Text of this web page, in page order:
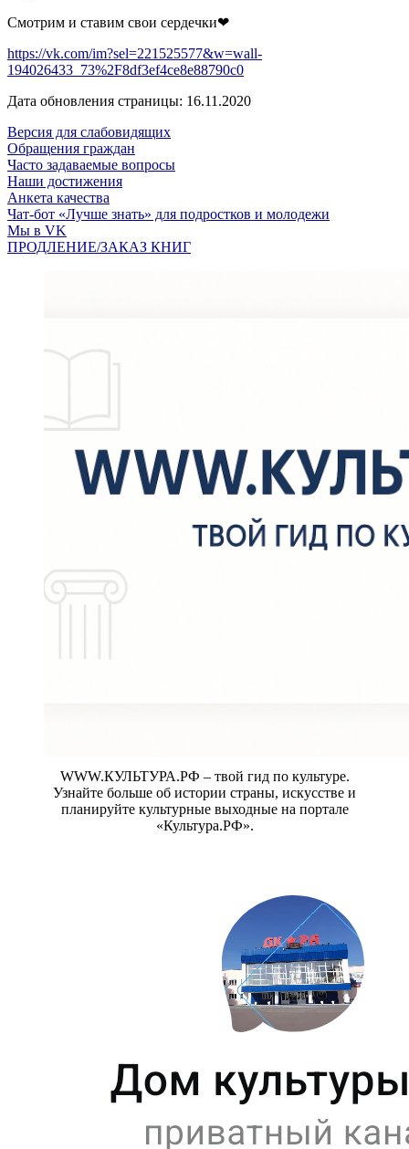
Смотрим и ставим свои сердечки❤
https://vk.com/im?sel=221525577&w=wall-
194026433_73%2F8df3ef4ce8e88790c0
Дата обновления страницы: 16.11.2020
Версия для слабовидящих
Обращения граждан
Часто задаваемые вопросы
Наши достижения
Анкета качества
Чат-бот «Лучше знать» для подростков и молодежи
Мы в VK
ПРОДЛЕНИЕ/ЗАКАЗ КНИГ
WWW.КУЛЬТУРА.РФ – твой гид по культуре.
Узнайте больше об истории страны, искусстве и
планируйте культурные выходные на портале
«Культура.РФ».